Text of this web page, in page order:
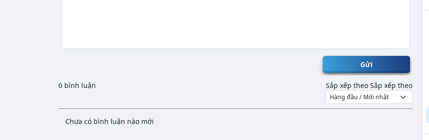
Gửi
0 bình luận Sắp xếp theo Sắp xếp theo
Chưa có bình luận nào mới